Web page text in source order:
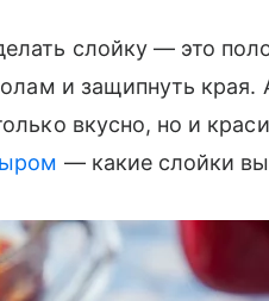
слойку — это
и защипнуть
вкусно, но и
— какие слойки вы